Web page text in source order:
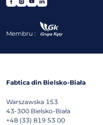
Membru :
Fabtica din Bielsko-Biała
Warszawska 153
43-300 Bielsko-Biała
+48 (33) 819 53 00